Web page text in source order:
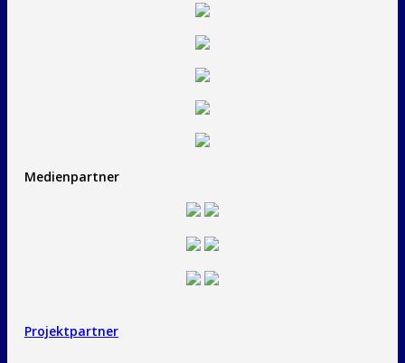
Medienpartner
Projektpartner